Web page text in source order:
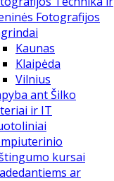
Fotografijos
Kaunas
Klaipėda
Vilnius
ant Šilko
ir IT
kursai
ar